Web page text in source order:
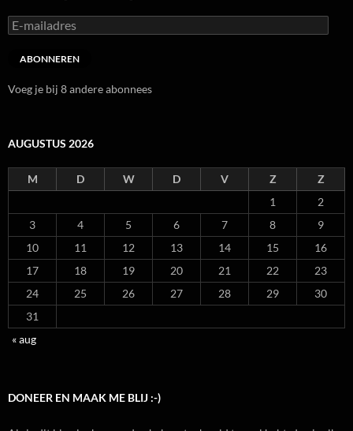
E-
mailadres
ABONNEREN
Voeg je bij 8 andere abonnees
AUGUSTUS 2026
M D W D V Z
Z
1
2
3
4 5 6 7 8
9
10
11 12 13 14 15
16
17
18 19 20 21 22
23
24
25 26 27 28 29
30
31
« aug
DONEER EN MAAK ME BLIJ :-)